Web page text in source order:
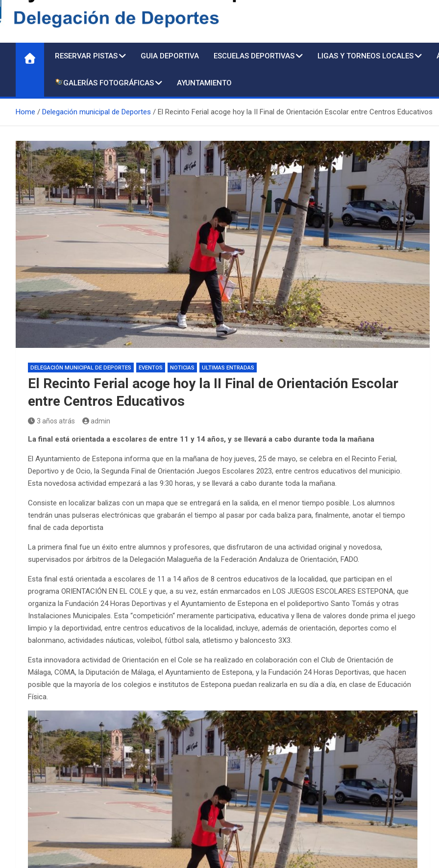
Delegación de Deportes
RESERVAR PISTAS GUIA DEPORTIVA ESCUELAS DEPORTIVAS LIGAS Y TORNEOS LOCALES
GALERÍAS FOTOGRÁFICAS AYUNTAMIENTO
Home Delegación municipal de Deportes El Recinto Ferial acoge hoy la II Final de Orientación Escolar entre Centros Educativos
DELEGACIÓN MUNICIPAL DE DEPORTES EVENTOS NOTICIAS ULTIMAS ENTRADAS
El Recinto Ferial acoge hoy la II Final de Orientación Escolar
entre Centros Educativos
3 años atrás admin
La final está orientada a escolares de entre 11 y 14 años, y se llevará a cabo durante toda la mañana
El Ayuntamiento de Estepona informa que en la mañana de hoy jueves, 25 de mayo, se celebra en el Recinto Ferial,
Deportivo y de Ocio, la Segunda Final de Orientación Juegos Escolares 2023, entre centros educativos del municipio.
Esta novedosa actividad empezará a las 9:30 horas, y se llevará a cabo durante toda la mañana.
Consiste en localizar balizas con un mapa que se entregará en la salida, en el menor tiempo posible. Los alumnos
tendrán unas pulseras electrónicas que grabarán el tiempo al pasar por cada baliza para, finalmente, anotar el tiempo
final de cada deportista
La primera final fue un éxito entre alumnos y profesores, que disfrutaron de una actividad original y novedosa,
supervisados por árbitros de la Delegación Malagueña de la Federación Andaluza de Orientación, FADO.
Esta final está orientada a escolares de 11 a 14 años de 8 centros educativos de la localidad, que participan en el
programa ORIENTACIÓN EN EL COLE y que, a su vez, están enmarcados en LOS JUEGOS ESCOLARES ESTEPONA, que
organiza la Fundación 24 Horas Deportivas y el Ayuntamiento de Estepona en el polideportivo Santo Tomás y otras
Instalaciones Municipales. Esta “competición“ meramente participativa, educativa y llena de valores donde prima el juego
limpio y la deportividad, entre centros educativos de la localidad, incluye, además de orientación, deportes como el
balonmano, actividades náuticas, voleibol, fútbol sala, atletismo y baloncesto 3X3.
Esta innovadora actividad de Orientación en el Cole se ha realizado en colaboración con el Club de Orientación de
Málaga, COMA, la Diputación de Málaga, el Ayuntamiento de Estepona, y la Fundación 24 Horas Deportivas, que hacen
posible que la mayoría de los colegios e institutos de Estepona puedan realizarla en su día a día, en clase de Educación
Física.
Piscina
EDM 26-27 /
EDM 26-27